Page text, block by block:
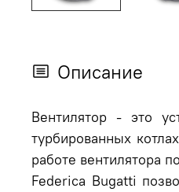
Описание
Вентилятор - это
турбированных
работе вентилятора
Federica Bugatti